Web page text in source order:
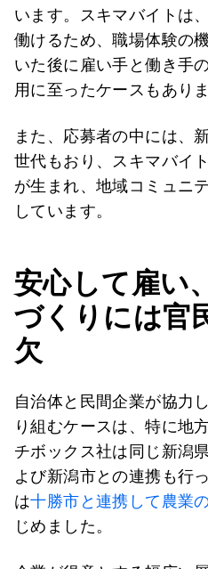
います。スキマバイトは
働けるため、職場体験の
いた後に雇い手と働き手
用に至ったケースもありま
また、応募者の中には、
世代もおり、スキマバイ
が生まれ、地域コミュニ
しています。
安心して雇い
づくりには官
欠
自治体と民間企業が協力
り組むケースは、特に地
チボックス社は同じ新潟
よび新潟市との連携も行
は十勝市と連携して農業
じめました。